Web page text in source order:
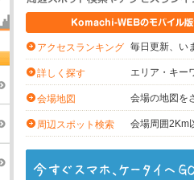
アクセスランキング 毎日更新、い
詳しく探す エリア・キー
会場地図 会場の地図を
周辺スポット検索 会場周囲2Km